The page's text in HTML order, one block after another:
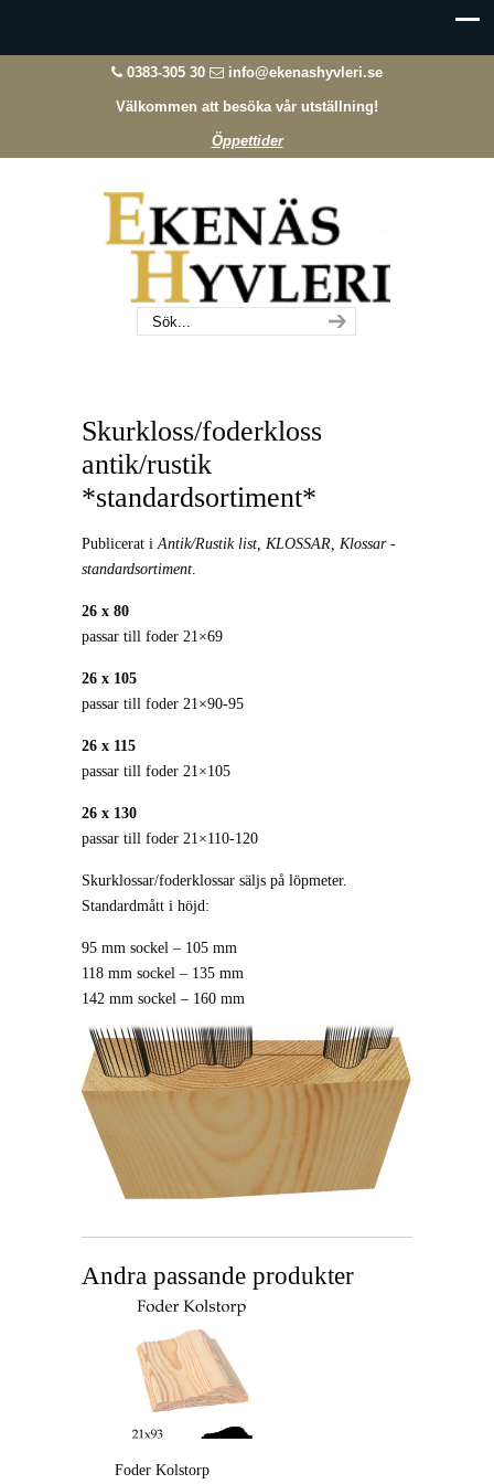
0383-305 30 info@ekenashyvleri.se
Välkommen att besöka vår utställning!
Öppettider
Skurkloss/foderkloss
antik/rustik
*standardsortiment*
Publicerat iAntik/Rustik list, KLOSSAR, Klossar -
standardsortiment.
26 x 80
passar till foder 21×69
26 x 105
passar till foder 21×90-95
26 x 115
passar till foder 21×105
26 x 130
passar till foder 21×110-120
Skurklossar/foderklossar säljs på löpmeter.
Standardmått i höjd:
95 mm sockel – 105 mm
118 mm sockel – 135 mm
142 mm sockel – 160 mm
Andra passande produkter
Foder Kolstorp